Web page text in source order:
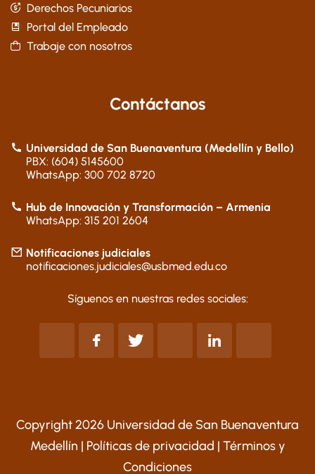
Derechos Pecuniarios
Portal del Empleado
Trabaje con nosotros
Contáctanos
Universidad de San Buenaventura (Medellín y Bello)
PBX: (604) 5145600
WhatsApp: 300 702 8720
Hub de Innovación y Transformación – Armenia
WhatsApp: 315 201 2604
Notificaciones judiciales
notificaciones.judiciales@usbmed.edu.co
Síguenos en nuestras redes sociales:
Copyright 2026 Universidad de San Buenaventura
Medellín | Políticas de privacidad | Términos y
Condiciones